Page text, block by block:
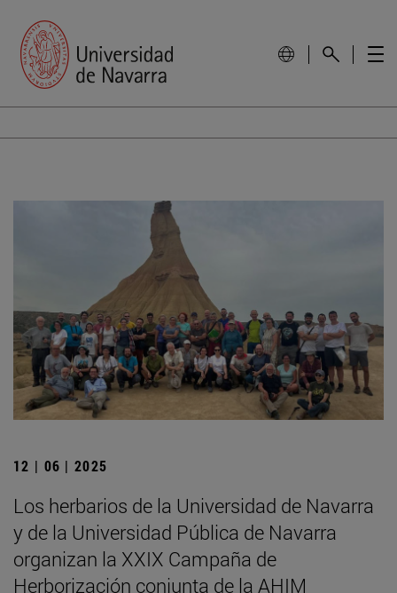
12 | 06 | 2025
Los herbarios de la Universidad de Navarra
y de la Universidad Pública de Navarra
organizan la XXIX Campaña de
Herborización conjunta de la AHIM